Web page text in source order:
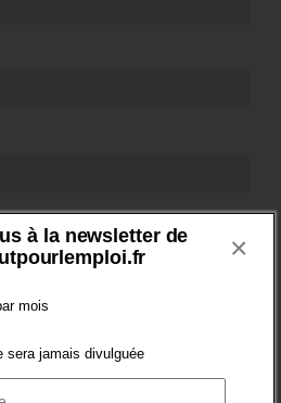
à la newsletter de
mois
sera jamais divulguée
×